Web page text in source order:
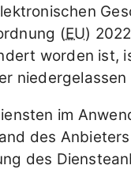
(EU)
worden ist,
niedergelassen
im
des
des